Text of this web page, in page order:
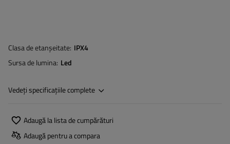
Clasa de etanșeitate IPX4
Sursa de lumina Led
Vedeți specificațiile complete
Adaugă la lista de cumpărături
Adaugă pentru a compara